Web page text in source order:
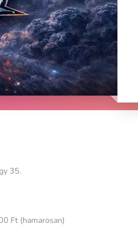
35.
Ft (hamarosan)